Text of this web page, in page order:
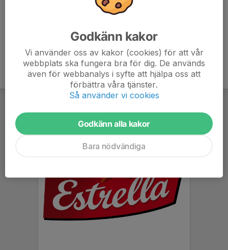
Godkänn kakor
Vi använder oss av kakor (cookies) för att vår
webbplats ska fungera bra för dig. De används
även för webbanalys i syfte att hjälpa oss att
förbättra våra tjänster.
Så använder vi cookies
Godkänn alla kakor
Bara nödvändiga